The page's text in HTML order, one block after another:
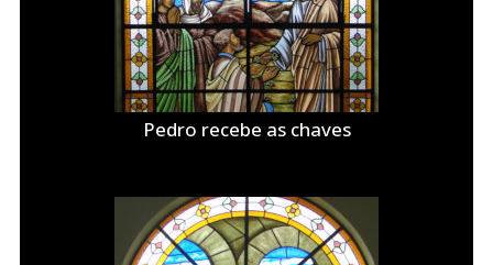
Pedro recebe as chaves